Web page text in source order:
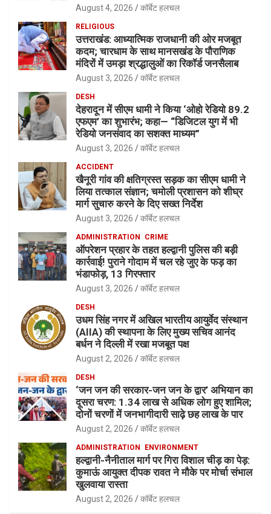
August 4, 2026 कॉर्बेट हलचल
RELIGIOUS
उत्तराखंड: आध्यात्मिक राजधानी की ओर मजबूत
कदम; चारधाम के साथ मानसखंड के पौराणिक
मंदिरों में उमड़ा श्रद्धालुओं का रिकॉर्ड जनसैलाब
August 3, 2026 कॉर्बेट हलचल
DESH
देहरादून में सीएम धामी ने किया ‘ओहो रेडियो 89.2
एफएम’ का शुभारंभ; कहा— “डिजिटल युग में भी
रेडियो जनसंवाद का सशक्त माध्यम”
August 3, 2026 कॉर्बेट हलचल
ACCIDENT
खैनूरी गांव की क्षतिग्रस्त सड़क का सीएम धामी ने
लिया तत्काल संज्ञान; चमोली प्रशासन को शीघ्र
मार्ग सुचारु करने के दिए सख्त निर्देश
August 3, 2026 कॉर्बेट हलचल
ADMINISTRATION CRIME
ऑपरेशन प्रहार के तहत हल्द्वानी पुलिस की बड़ी
कार्रवाई! पुराने गोदाम में चल रहे जुए के फड़ का
भंडाफोड़, 13 गिरफ्तार
August 3, 2026 कॉर्बेट हलचल
DESH
उधम सिंह नगर में अखिल भारतीय आयुर्वेद संस्थान
(AIIA) की स्थापना के लिए मुख्य सचिव आनंद
बर्धन ने दिल्ली में रखा मजबूत पक्ष
August 2, 2026 कॉर्बेट हलचल
DESH
‘जन जन की सरकार-जन जन के द्वार’ अभियान का
दूसरा चरण: 1.34 लाख से अधिक लोग हुए शामिल;
दोनों चरणों में जनभागीदारी साढ़े छह लाख के पार
August 2, 2026 कॉर्बेट हलचल
ADMINISTRATION ENVIRONMENT
हल्द्वानी-नैनीताल मार्ग पर गिरा विशाल चीड़ का पेड़:
कुमाऊं आयुक्त दीपक रावत ने मौके पर मोर्चा संभाल
खुलवाया रास्ता
August 2, 2026 कॉर्बेट हलचल